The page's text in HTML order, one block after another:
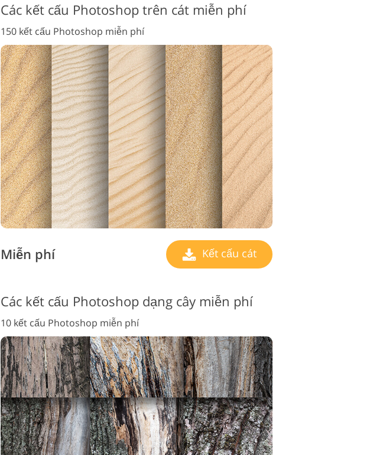
Các kết cấu Photoshop trên cát miễn phí
150 kết cấu Photoshop miễn phí
Miễn phí Kết cấu cát
Các kết cấu Photoshop dạng cây miễn phí
10 kết cấu Photoshop miễn phí